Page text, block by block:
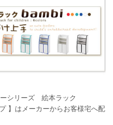
シリーズ 絵本ラック
】はメーカーからお客様宅へ配